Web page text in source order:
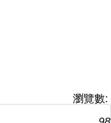
瀏覽數: